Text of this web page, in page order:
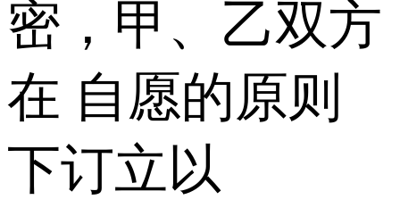
密，甲、乙双方
在 自愿的原则
下订立以